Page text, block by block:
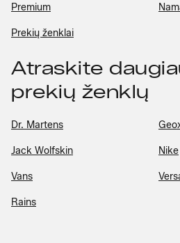
Premium
Prekių ženklai
Atraskite
prekių ženklų
Dr. Martens
Jack Wolfskin Nike
Vans
Rains